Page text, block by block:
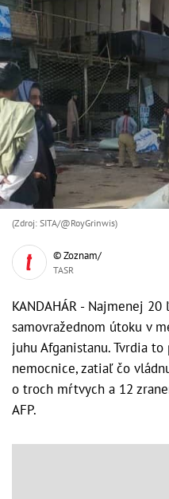
(Zdroj: SITA/@RoyGrinwis)
© Zoznam/
TASR
KANDAHÁR - Najmenej
samovražednom útoku v
juhu Afganistanu. Tvrdia
nemocnice, zatiaľ čo
o troch mŕtvych a 12
AFP.